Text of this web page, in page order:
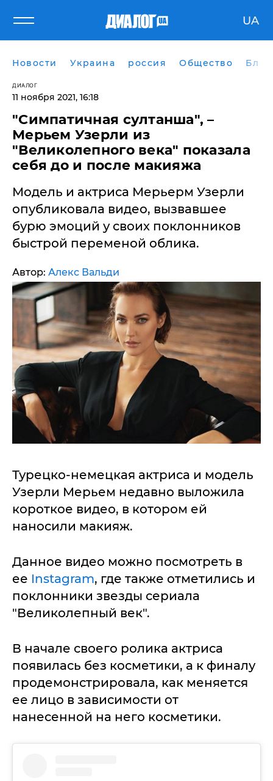
UA
Новости Украина россия Общество
ДИАЛОГ
11 ноября 2021, 16:18
"Симпатичная султанша", –
Мерьем Узерли из
"Великолепного века" показала
себя до и после макияжа
Модель и актриса Мерьерм Узерли
опубликовала видео, вызвавшее
бурю эмоций у своих поклонников
быстрой переменой облика.
Автор: Алекс Вальди
Турецко-немецкая актриса и модель
Узерли Мерьем недавно выложила
короткое видео, в котором ей
наносили макияж.
Данное видео можно посмотреть в
ее Instagram, где также отметились и
поклонники звезды сериала
"Великолепный век".
В начале своего ролика актриса
появилась без косметики, а к финалу
продемонстрировала, как меняется
ее лицо в зависимости от
нанесенной на него косметики.